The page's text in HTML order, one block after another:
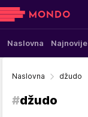
Naslovna Najnovije
Naslovna džudo
#džudo